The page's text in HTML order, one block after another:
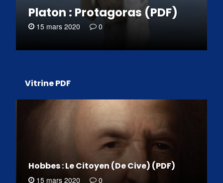
Platon : Protagoras (PDF)
15 mars 2020 0
Vitrine PDF
Hobbes : Le Citoyen (De Cive) (PDF)
15 mars 2020 0